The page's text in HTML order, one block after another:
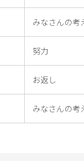
みなさんの考
努力
お返し
みなさんの考